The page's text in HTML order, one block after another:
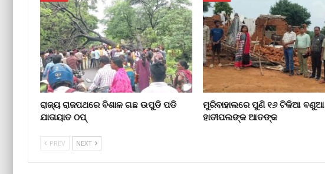
ରାଜ୍ୟ ରାଜପଥରେ ବିଶାଳ ଗଛ ଉପୁଡି ପଡି
ଯାତାୟାତ ଠପ୍‌
ମୁରିବାହାଲରେ ପୁଣି ୧୬ ଟିକିଆ ବଣୁଆ
ହାତୀପଲଙ୍କ ଆତଙ୍କ
PREV NEXT